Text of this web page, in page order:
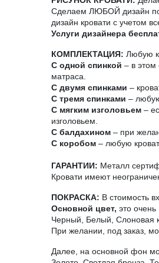
Сделаем ЛЮБОЙ дизайн
дизайн кровати с учетом
Услуги дизайнера
КОМПЛЕКТАЦИЯ: Любую
С одной спинкой – в этом
матраса.
С двумя спинками –
С тремя спинками –
С мягким изголовьем –
изголовьем.
С балдахином – при
С коробом – любую
ГАРАНТИИ: Металл
Кровати имеют
ПОКРАСКА: В стоимость
Основной цвет, это
Черный, Белый, Слоновая
При желании, под заказ,
Далее, на основной фон